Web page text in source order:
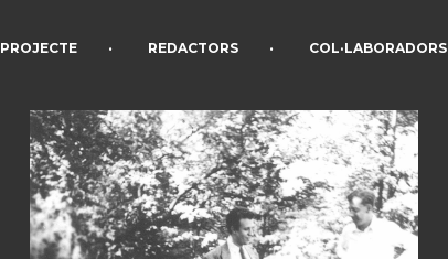
PROJECTE • REDACTORS • COL·LABORADORS